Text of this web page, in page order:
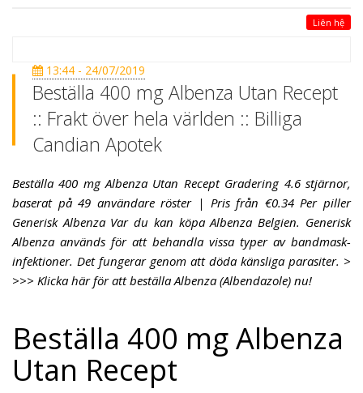
Liên hệ
13:44 - 24/07/2019
Beställa 400 mg Albenza Utan Recept
:: Frakt över hela världen :: Billiga
Candian Apotek
Beställa 400 mg Albenza Utan Recept Gradering 4.6 stjärnor,
baserat på 49 användare röster | Pris från €0.34 Per piller
Generisk Albenza Var du kan köpa Albenza Belgien. Generisk
Albenza används för att behandla vissa typer av bandmask-
infektioner. Det fungerar genom att döda känsliga parasiter. >
>>> Klicka här för att beställa Albenza (Albendazole) nu!
Beställa 400 mg Albenza
Utan Recept